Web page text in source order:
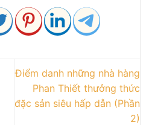
Điểm danh những nhà hàng
Phan Thiết thưởng thức
đặc sản siêu hấp dẫn (Phần
2)